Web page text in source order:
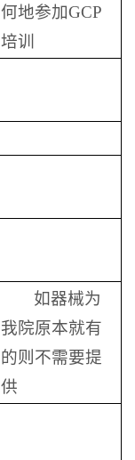
何地参加GCP
培训
如器械为
我院原本就有
的则不需要提
供